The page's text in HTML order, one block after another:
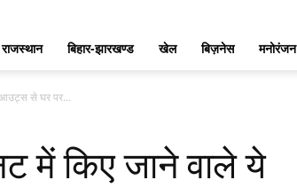
राजस्‍थान बिहार-झारखण्‍ड खेल बिज़नेस मनोरंजन
से घर पर...
में किए जाने वाले ये